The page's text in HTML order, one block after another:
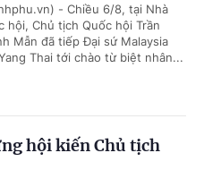
- Chiều 6/8, tại Nhà
hội, Chủ tịch Quốc hội Trần
Mẫn đã tiếp Đại sứ Malaysia
Thai tới chào từ biệt nhân...
hội kiến Chủ tịch